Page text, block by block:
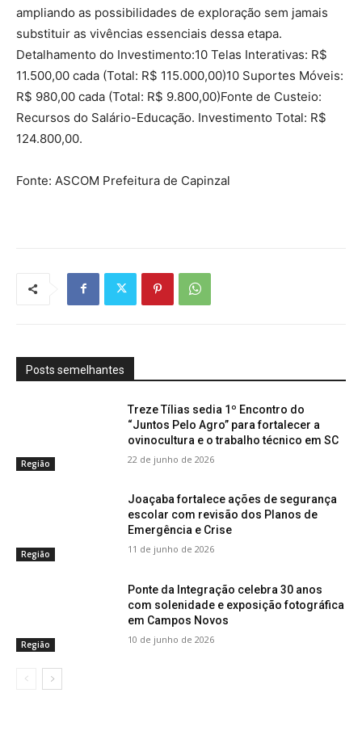
ampliando as possibilidades de exploração sem jamais
substituir as vivências essenciais dessa etapa.
Detalhamento do Investimento:10 Telas Interativas: R$
11.500,00 cada (Total: R$ 115.000,00)10 Suportes Móveis:
R$ 980,00 cada (Total: R$ 9.800,00)Fonte de Custeio:
Recursos do Salário-Educação. Investimento Total: R$
124.800,00.
Fonte: ASCOM Prefeitura de Capinzal
Posts semelhantes
Região
Treze Tílias sedia 1º Encontro do
“Juntos Pelo Agro” para fortalecer a
ovinocultura e o trabalho técnico em SC
22 de junho de 2026
Região
Joaçaba fortalece ações de segurança
escolar com revisão dos Planos de
Emergência e Crise
11 de junho de 2026
Região
Ponte da Integração celebra 30 anos
com solenidade e exposição fotográfica
em Campos Novos
10 de junho de 2026